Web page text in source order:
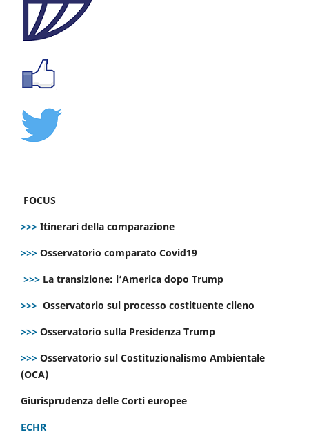
FOCUS
>>> Itinerari della comparazione
>>> Osservatorio comparato Covid19
>>> La transizione: l’America dopo Trump
>>> Osservatorio sul processo costituente cileno
>>> Osservatorio sulla Presidenza Trump
>>> Osservatorio sul Costituzionalismo Ambientale
(OCA)
Giurisprudenza delle Corti europee
ECHR